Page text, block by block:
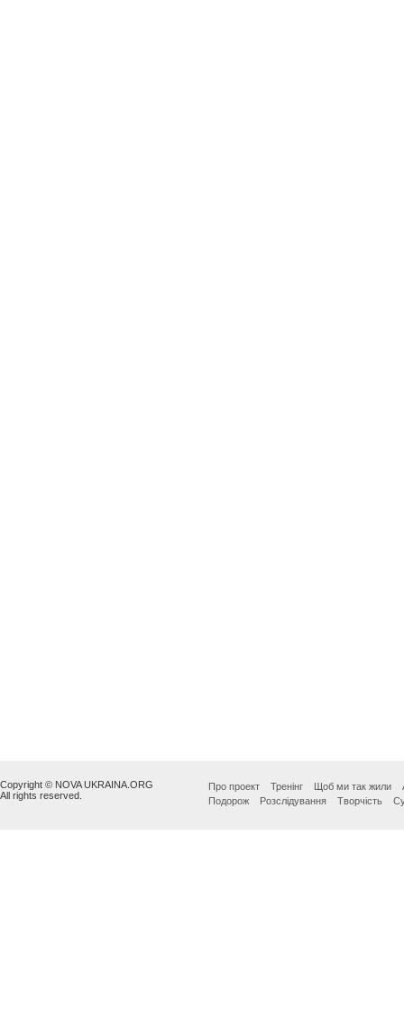
Copyright © NOVA UKRAINA.ORG
All rights reserved.
Про проект Тренінг Щоб ми так жили
Подорож
Розслідування Творчість